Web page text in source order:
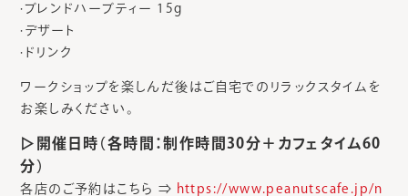
·ブレンドハーブティー 15g
·デザート
·ドリンク
ワークショップを楽しんだ後はご自宅でのリラックスタイムを
お楽しみください。
▷開催⽇時（各時間：制作時間30分＋カフェタイム60
分）
各店のご予約はこちら ⇒ https://www.peanutscafe.jp/n